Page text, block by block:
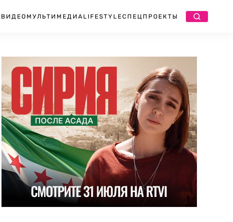
ВИДЕО МУЛЬТИМЕДИА LIFESTYLEСПЕЦПРОЕКТЫ